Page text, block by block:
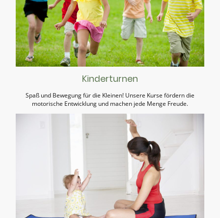
Kinderturnen
Spaß und Bewegung für die Kleinen! Unsere Kurse fördern die
motorische Entwicklung und machen jede Menge Freude.